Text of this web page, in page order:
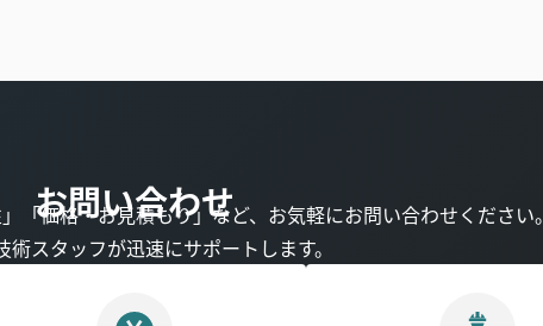
お問い合わせ
「価格・お見積もり」など、お気軽にお問い合わせください。
術スタッフが迅速にサポートします。